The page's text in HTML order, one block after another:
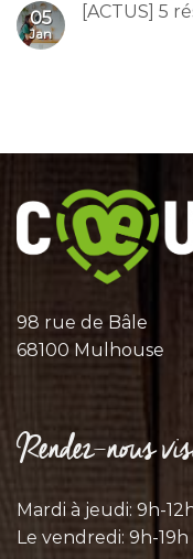
05
Jan
[ACTUS] 5
98 rue de Bâle
68100 Mulhouse
Rendez-nous
Mardi à jeudi: 9h-
Le vendredi: 9h-